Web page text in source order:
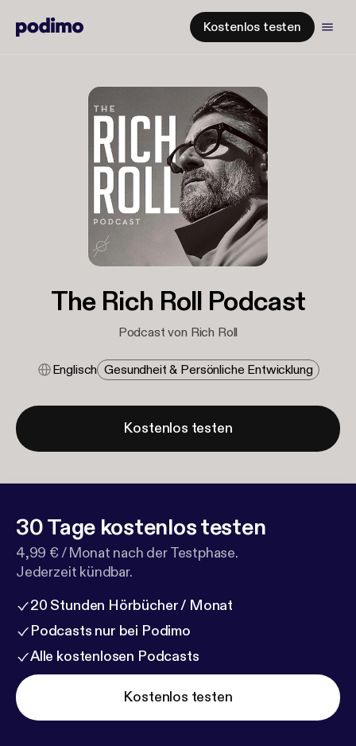
Kostenlos testen
The Rich Roll Podcast
Podcast von Rich Roll
Englisch Gesundheit & Persönliche Entwicklung
Kostenlos testen
30 Tage kostenlos testen
4,99 € / Monat nach der Testphase.
Jederzeit kündbar.
20 Stunden Hörbücher / Monat
Podcasts nur bei Podimo
Alle kostenlosen Podcasts
Kostenlos testen